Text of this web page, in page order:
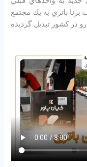
باتري به يك مجتمع
در کشور تبديل گرديده